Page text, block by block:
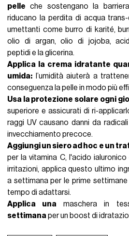
pelle che sostengano la
riducano la perdita di acqua
umettanti come burro di karité,
olio di argan, olio di jojoba,
peptidi e la glicerina.
Applica la crema idratante
umida: l’umidità aiuterà a
conseguenza la pelle in modo più
Usa la protezione solare ogni
superiore e assicurati di ri-
raggi UV causano danni da
invecchiamento precoce.
Aggiungi un siero ad hoc e un
per la vitamina C, l'acido ialuronico
irritazioni, applica questo ultimo
a settimana per le prime settimane
tempo di adattarsi.
Applica una maschera in
settimanaper un boost di